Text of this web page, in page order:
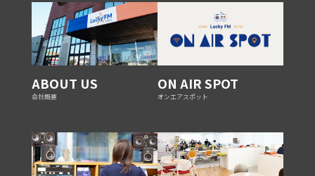
ABOUT US
会社概要
ON AIR SPOT
オンエアスポット